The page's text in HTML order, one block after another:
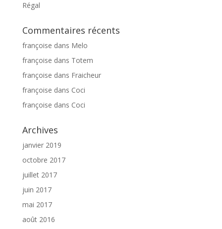
Régal
Commentaires récents
françoise dans Melo
françoise dans Totem
françoise dans Fraicheur
françoise dans Coci
françoise dans Coci
Archives
janvier 2019
octobre 2017
juillet 2017
juin 2017
mai 2017
août 2016